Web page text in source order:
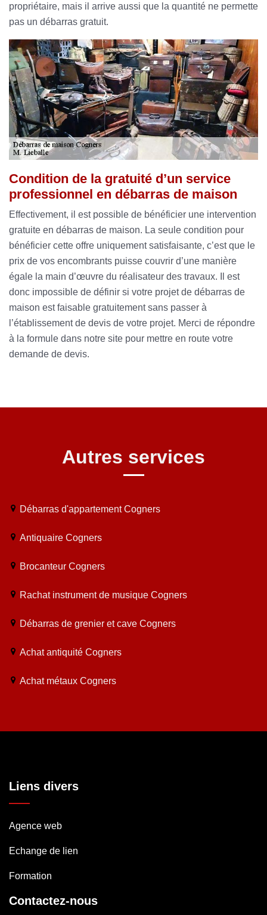
propriétaire, mais il arrive aussi que la quantité ne permette
pas un débarras gratuit.
Condition de la gratuité d’un service
professionnel en débarras de maison
Effectivement, il est possible de bénéficier une intervention
gratuite en débarras de maison. La seule condition pour
bénéficier cette offre uniquement satisfaisante, c’est que le
prix de vos encombrants puisse couvrir d’une manière
égale la main d’œuvre du réalisateur des travaux. Il est
donc impossible de définir si votre projet de débarras de
maison est faisable gratuitement sans passer à
l’établissement de devis de votre projet. Merci de répondre
à la formule dans notre site pour mettre en route votre
demande de devis.
Autres services
Débarras d'appartement Cogners
Antiquaire Cogners
Brocanteur Cogners
Rachat instrument de musique Cogners
Débarras de grenier et cave Cogners
Achat antiquité Cogners
Achat métaux Cogners
Liens divers
Agence web
Echange de lien
Formation
Contactez-nous